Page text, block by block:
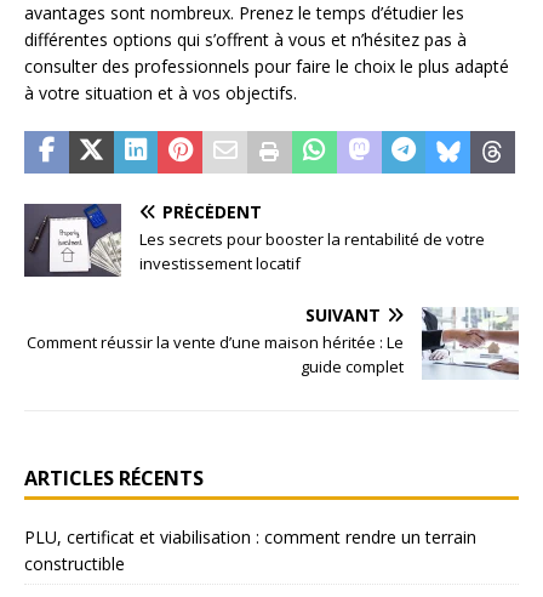
avantages sont nombreux. Prenez le temps d’étudier les
différentes options qui s’offrent à vous et n’hésitez pas à
consulter des professionnels pour faire le choix le plus adapté
à votre situation et à vos objectifs.
PRÉCÉDENT
Les secrets pour booster la rentabilité de votre
investissement locatif
SUIVANT
Comment réussir la vente d’une maison héritée : Le
guide complet
ARTICLES RÉCENTS
PLU, certificat et viabilisation : comment rendre un terrain
constructible